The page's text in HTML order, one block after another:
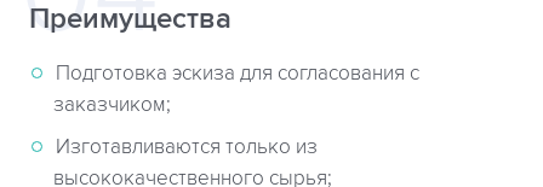
Преимущества
Подготовка эскиза для согласования с
заказчиком;
Изготавливаются только из
высококачественного сырья;